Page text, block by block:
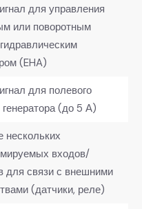
для управления
или поворотным
(EHA)
для полевого
генератора (до 5 А)
нескольких
входов/
для связи с внешними
(датчики, реле)